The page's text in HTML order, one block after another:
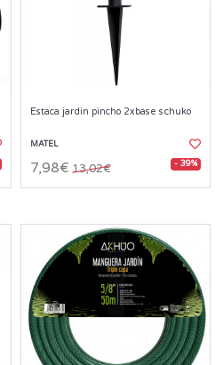
Estaca jardin pincho 2xbase schuko
MATEL
7,98€ 13,02€ - 39%